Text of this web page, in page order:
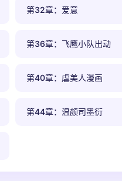
第32章：爱意
第36章：飞鹰小队出动
第40章：虐美人漫画
第44章：温颜司墨衍